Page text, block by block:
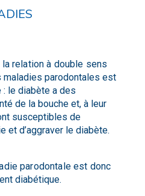
relation à double sens
maladies parodontales est
le diabète a des
de la bouche et, à leur
susceptibles de
et d’aggraver le diabète.
parodontale est donc
diabétique.